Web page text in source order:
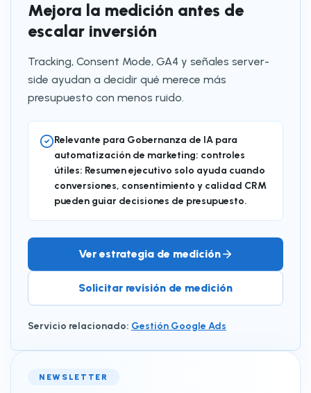
Mejora la medición antes de
escalar inversión
Tracking, Consent Mode, GA4 y señales server-
side ayudan a decidir qué merece más
presupuesto con menos ruido.
Relevante para Gobernanza de IA para
automatización de marketing: controles
útiles: Resumen ejecutivo solo ayuda cuando
conversiones, consentimiento y calidad CRM
pueden guiar decisiones de presupuesto.
Ver estrategia de medición
Solicitar revisión de medición
Servicio relacionado: Gestión Google Ads
NEWSLETTER